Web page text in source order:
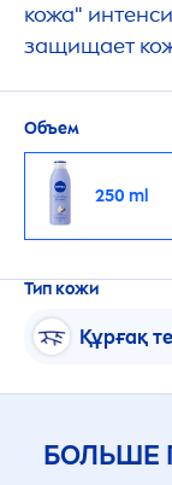
кожа"
защищает
Объем
250 ml
Тип кожи
Құрғақ
БОЛЬШЕ